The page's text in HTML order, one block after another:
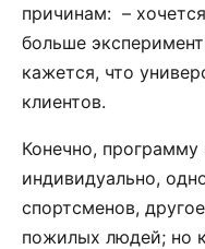
причинам: –
больше
кажется, что
клиентов.
Конечно, программу
индивидуально,
спортсменов,
пожилых людей; но